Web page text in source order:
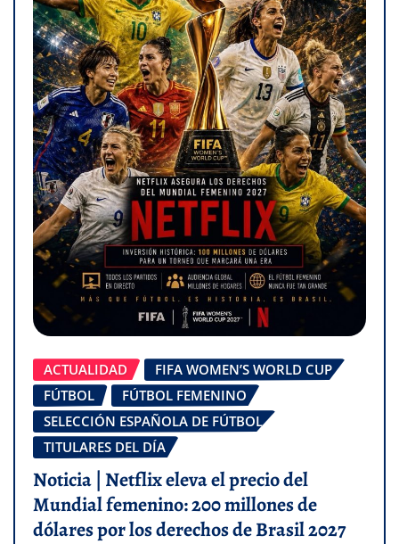
ACTUALIDAD
FIFA WOMEN’S WORLD CUP
FÚTBOL
FÚTBOL FEMENINO
SELECCIÓN ESPAÑOLA DE FÚTBOL
TITULARES DEL DÍA
Noticia | Netflix eleva el precio del
Mundial femenino: 200 millones de
dólares por los derechos de Brasil 2027